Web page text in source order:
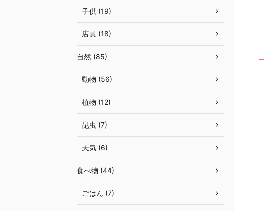
子供 (19)
店員 (18)
自然 (85)
動物 (56)
植物 (12)
昆虫 (7)
天気 (6)
食べ物 (44)
ごはん (7)